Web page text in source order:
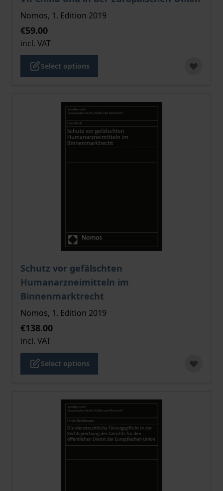
Nomos, 1. Edition 2019
€59.00
incl. VAT
Select options
Schutz vor gefälschten
Humanarzneimitteln im
Binnenmarktrecht
The price depends on the options chosen on the
Nomos, 1. Edition 2019
€138.00
incl. VAT
Select options